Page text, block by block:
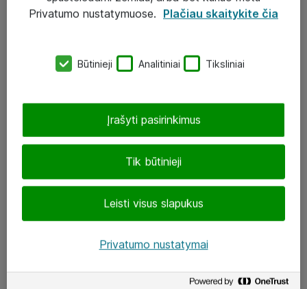
Atea ekspertų patarimai verslui
UAB „ATEA“
J. Rutkausko g. 6, Vilnius
Atea kontaktai
Aplankykite mus
Privatumo nustatymuose. Plačiau skaitykite čia
Būtinieji Analitiniai Tiksliniai
Tik būtinieji
Leisti visus slapukus
Įrašyti pasirinkimus
Privatumo nustatymai